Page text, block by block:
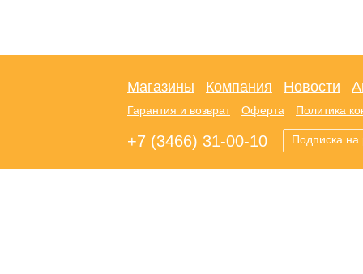
Магазины Компания Новости
Гарантия и возврат Оферта Политика
+7 (3466) 31-00-10 Подписка на